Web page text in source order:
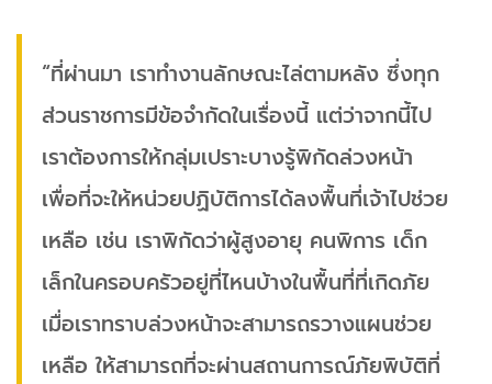
“ที่ผ่านมา เราทำงานลักษณะไล่ตามหลัง ซึ่งทุก
ส่วนราชการมีข้อจำกัดในเรื่องนี้ แต่ว่าจากนี้ไป
เราต้องการให้กลุ่มเปราะบางรู้พิกัดล่วงหน้า
เพื่อที่จะให้หน่วยปฏิบัติการได้ลงพื้นที่เจ้าไปช่วย
เหลือ เช่น เราพิกัดว่าผู้สูงอายุ คนพิการ เด็ก
เล็กในครอบครัวอยู่ที่ไหนบ้างในพื้นที่ที่เกิดภัย
เมื่อเราทราบล่วงหน้าจะสามารถรวางแผนช่วย
เหลือ ให้สามารถที่จะผ่านสถานการณ์ภัยพิบัติที่